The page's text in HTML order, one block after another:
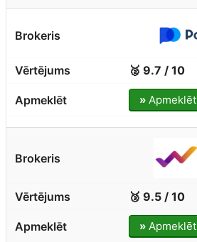
🥈 9.7 / 10
»Apmeklēt
🥉 9.5 / 10
»Apmeklēt